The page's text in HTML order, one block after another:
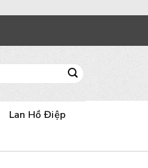
Lan Hồ Điệp